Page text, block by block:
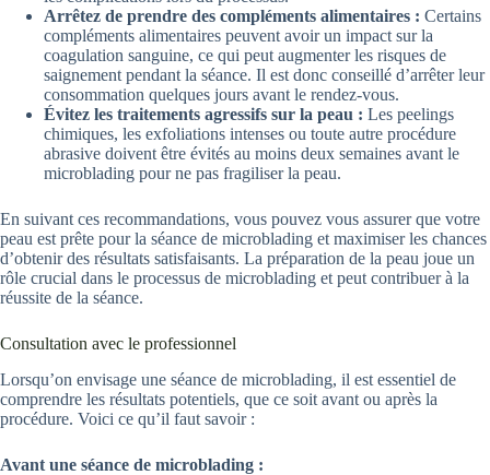
Arrêtez de prendre des compléments alimentaires : Certains
compléments alimentaires peuvent avoir un impact sur la
coagulation sanguine, ce qui peut augmenter les risques de
saignement pendant la séance. Il est donc conseillé d’arrêter leur
consommation quelques jours avant le rendez-vous.
Évitez les traitements agressifs sur la peau : Les peelings
chimiques, les exfoliations intenses ou toute autre procédure
abrasive doivent être évités au moins deux semaines avant le
microblading pour ne pas fragiliser la peau.
En suivant ces recommandations, vous pouvez vous assurer que votre
peau est prête pour la séance de microblading et maximiser les chances
d’obtenir des résultats satisfaisants. La préparation de la peau joue un
rôle crucial dans le processus de microblading et peut contribuer à la
réussite de la séance.
Consultation avec le professionnel
Lorsqu’on envisage une séance de microblading, il est essentiel de
comprendre les résultats potentiels, que ce soit avant ou après la
procédure. Voici ce qu’il faut savoir :
Avant une séance de microblading :